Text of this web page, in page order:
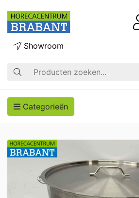
Zoek op
Showroom
Categorieën